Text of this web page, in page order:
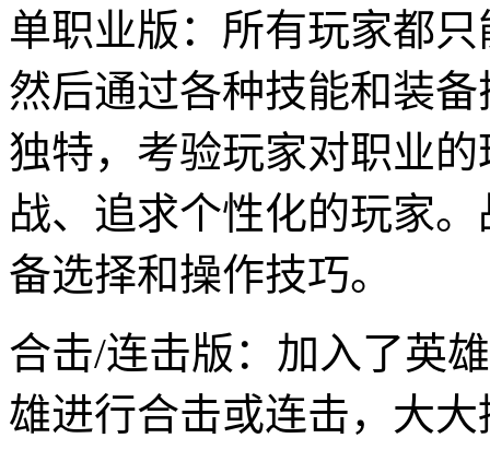
单职业版：所有玩家都
然后通过各种技能和装
独特，考验玩家对职业
战、追求个性化的玩家
备选择和操作技巧。
合击/连击版：加入了英
雄进行合击或连击，大